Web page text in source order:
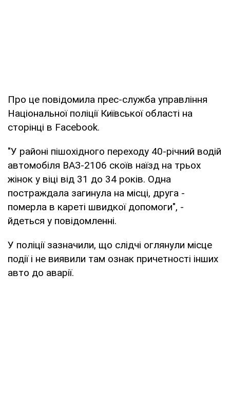
Про це повідомила прес-служба управління
Національної поліції Київської області на
сторінці в Facebook.
"У районі пішохідного переходу 40-річний водій
автомобіля ВАЗ-2106 скоїв наїзд на трьох
жінок у віці від 31 до 34 років. Одна
постраждала загинула на місці, друга -
померла в кареті швидкої допомоги", -
йдеться у повідомленні.
У поліції зазначили, що слідчі оглянули місце
події і не виявили там ознак причетності інших
авто до аварії.